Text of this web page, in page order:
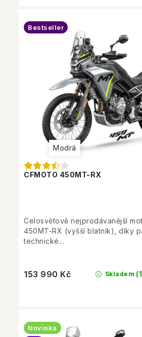
CFMOTO 450MT-RX
Bestseller
Modrá
Skladem
153 990 Kč
Celosvětově nejprodávanější
450MT-RX (vyšší blatník), díky
technické...
Novinka